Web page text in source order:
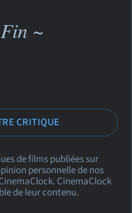
~
CRITIQUE
de films publiées sur
personnelle de nos
CinemaClock
de leur contenu.